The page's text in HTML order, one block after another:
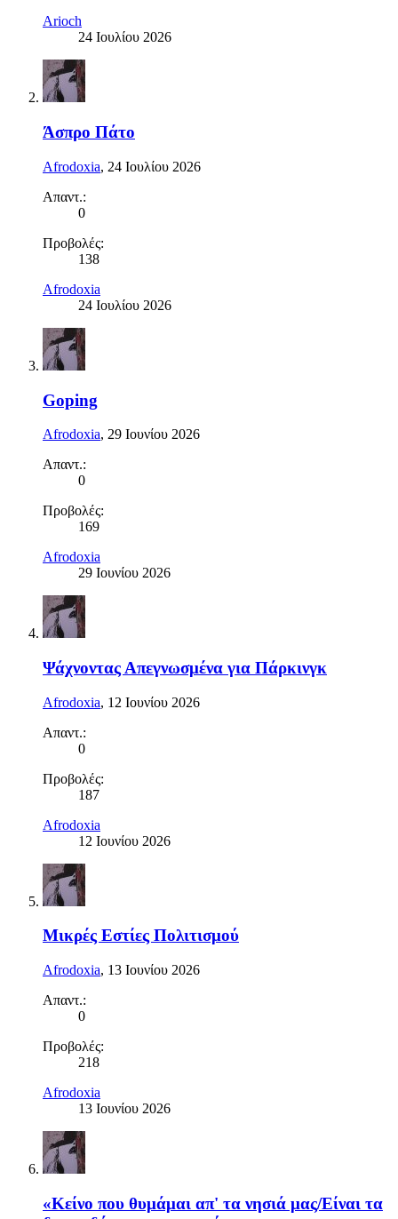
Arioch
24 Ιουλίου 2026
Άσπρο Πάτο
Afrodoxia, 24 Ιουλίου 2026
Απαντ.:
0
Προβολές:
138
Afrodoxia
24 Ιουλίου 2026
Goping
Afrodoxia, 29 Ιουνίου 2026
Απαντ.:
0
Προβολές:
169
Afrodoxia
29 Ιουνίου 2026
Ψάχνοντας Απεγνωσμένα για Πάρκινγκ
Afrodoxia, 12 Ιουνίου 2026
Απαντ.:
0
Προβολές:
187
Afrodoxia
12 Ιουνίου 2026
Μικρές Εστίες Πολιτισμού
Afrodoxia, 13 Ιουνίου 2026
Απαντ.:
0
Προβολές:
218
Afrodoxia
13 Ιουνίου 2026
«Κείνο που θυμάμαι απ' τα νησιά μας/Είναι τα